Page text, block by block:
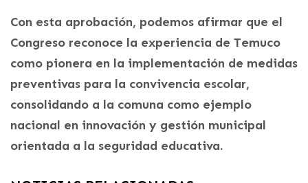
Con esta aprobación, podemos afirmar que el
Congreso reconoce la experiencia de Temuco
como pionera en la implementación de medidas
preventivas para la convivencia escolar,
consolidando a la comuna como ejemplo
nacional en innovación y gestión municipal
orientada a la seguridad educativa.